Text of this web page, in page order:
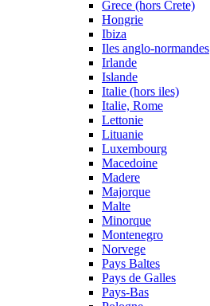
Grece (hors Crete)
Hongrie
Ibiza
Iles anglo-normandes
Irlande
Islande
Italie (hors iles)
Italie, Rome
Lettonie
Lituanie
Luxembourg
Macedoine
Madere
Majorque
Malte
Minorque
Montenegro
Norvege
Pays Baltes
Pays de Galles
Pays-Bas